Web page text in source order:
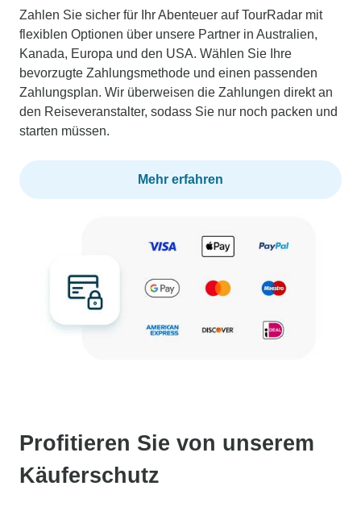
Zahlen Sie sicher für Ihr Abenteuer auf TourRadar mit
flexiblen Optionen über unsere Partner in Australien,
Kanada, Europa und den USA. Wählen Sie Ihre
bevorzugte Zahlungsmethode und einen passenden
Zahlungsplan. Wir überweisen die Zahlungen direkt an
den Reiseveranstalter, sodass Sie nur noch packen und
starten müssen.
Mehr erfahren
Profitieren Sie von unserem
Käuferschutz